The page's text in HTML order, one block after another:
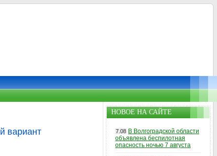
вариант
НОВОЕ НА САЙТЕ
7.08 В Волгоградской области
объявлена беспилотная
опасность ночью 7 августа